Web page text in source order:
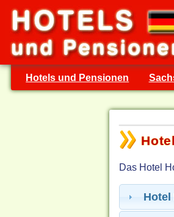
Hotels und Pensionen
Das Hotel